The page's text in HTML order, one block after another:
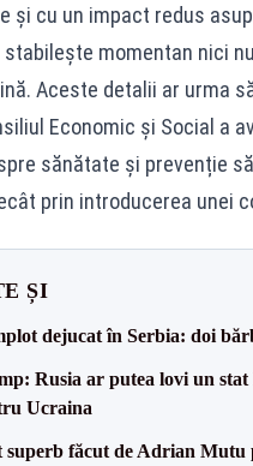
și cu un impact redus
stabilește momentan nici
Aceste detalii ar urma
Economic și Social a
sănătate și prevenție
prin introducerea unei
ȘI
dejucat în Serbia: doi
Rusia ar putea lovi un stat
Ucraina
superb făcut de Adrian Mutu